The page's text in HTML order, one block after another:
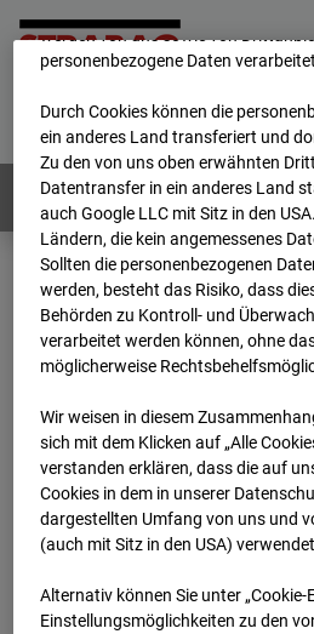
Deutsch / English
Webcams: Alle Länder
Home
Österreich
BC-181 - BV-Meischlgasse
Archiv
2026 07 08
BC-181 - BV-
96WE - Cam
Meischlgasse 32, 1230
werden von uns sowie von
personenbezogene Daten
Durch Cookies können die
ein anderes Land transferiert und
Zu den von uns oben erwähnten
Datentransfer in ein anderes Land
auch Google LLC mit Sitz in den
Ländern, die kein angemessenes
Sollten die personenbezogenen
werden, besteht das Risiko, dass
Behörden zu Kontroll- und
verarbeitet werden können, ohne
möglicherweise
Wir weisen in diesem
sich mit dem Klicken auf „Alle
ver­standen erklären, dass die auf
Cookies in dem in unserer
dargestellten Umfang von uns und
(auch mit Sitz in den USA)
Alternativ können Sie unter „Cookie-
Einstellungsmöglichkeiten zu den